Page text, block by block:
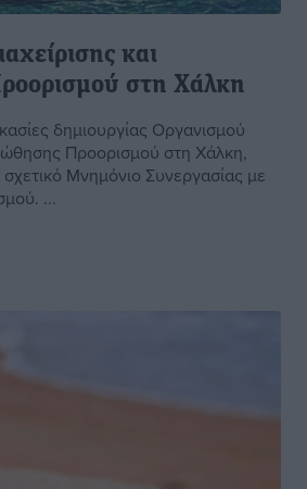
και
στη Χάλκη
δημιουργίας Οργανισμού
Προορισμού στη Χάλκη,
Μνημόνιο Συνεργασίας με
...